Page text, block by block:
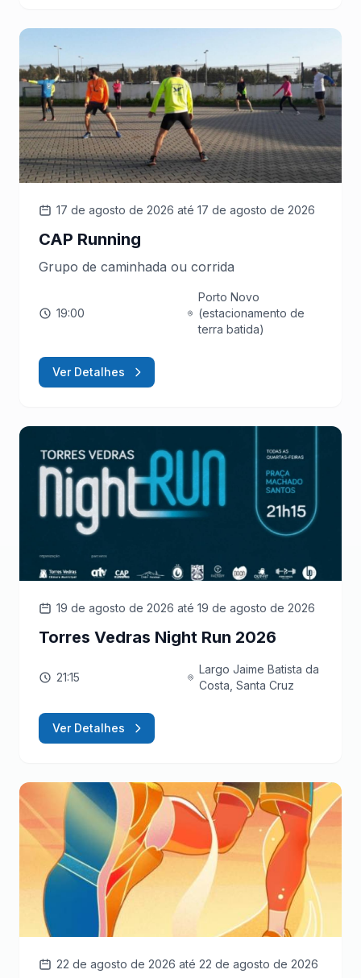
17 de agosto de 2026 até 17 de agosto de 2026
CAP Running
Grupo de caminhada ou corrida
19:00
Porto Novo
(estacionamento de
terra batida)
Ver Detalhes
19 de agosto de 2026 até 19 de agosto de 2026
Torres Vedras Night Run 2026
21:15
Largo Jaime Batista da
Costa, Santa Cruz
Ver Detalhes
22 de agosto de 2026 até 22 de agosto de 2026